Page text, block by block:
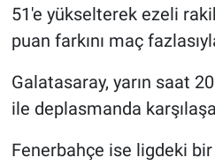
51'e yükselterek ezeli
puan farkını maç
Galatasaray, yarın saat
ile deplasmanda
Fenerbahçe ise ligdeki
Kültür Sanat
Nedir
Popüler